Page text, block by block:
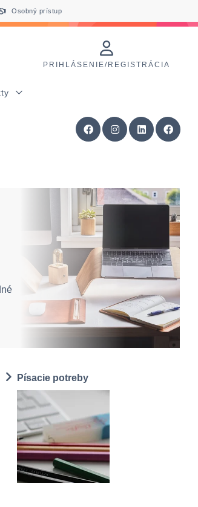
Osobný prístup
PRIHLÁSENIE/REGISTRÁCIA
Písacie potreby